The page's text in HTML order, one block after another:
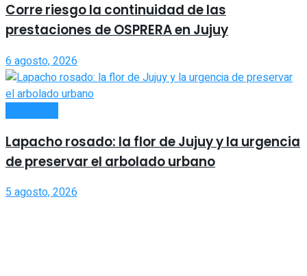
Corre riesgo la continuidad de las
prestaciones de OSPRERA en Jujuy
6 agosto, 2026
Lapacho rosado: la flor de Jujuy y la urgencia
de preservar el arbolado urbano
5 agosto, 2026